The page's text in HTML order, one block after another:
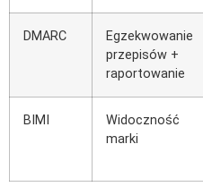
DMARC
Egzekwowanie
przepisów +
raportowanie
BIMI
Widoczność
marki